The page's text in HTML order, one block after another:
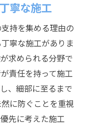
寧な施工
持を集める理由の
寧な施工がありま
求められる分野で
責任を持って施工
、細部に至るまで
に防ぐことを重視
先に考えた施工